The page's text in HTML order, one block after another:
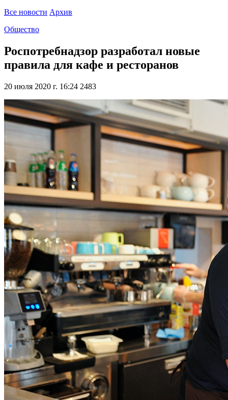
Все новости Архив
Общество
Роспотребнадзор разработал новые
правила для кафе и ресторанов
20 июля 2020 г. 16:24 2483